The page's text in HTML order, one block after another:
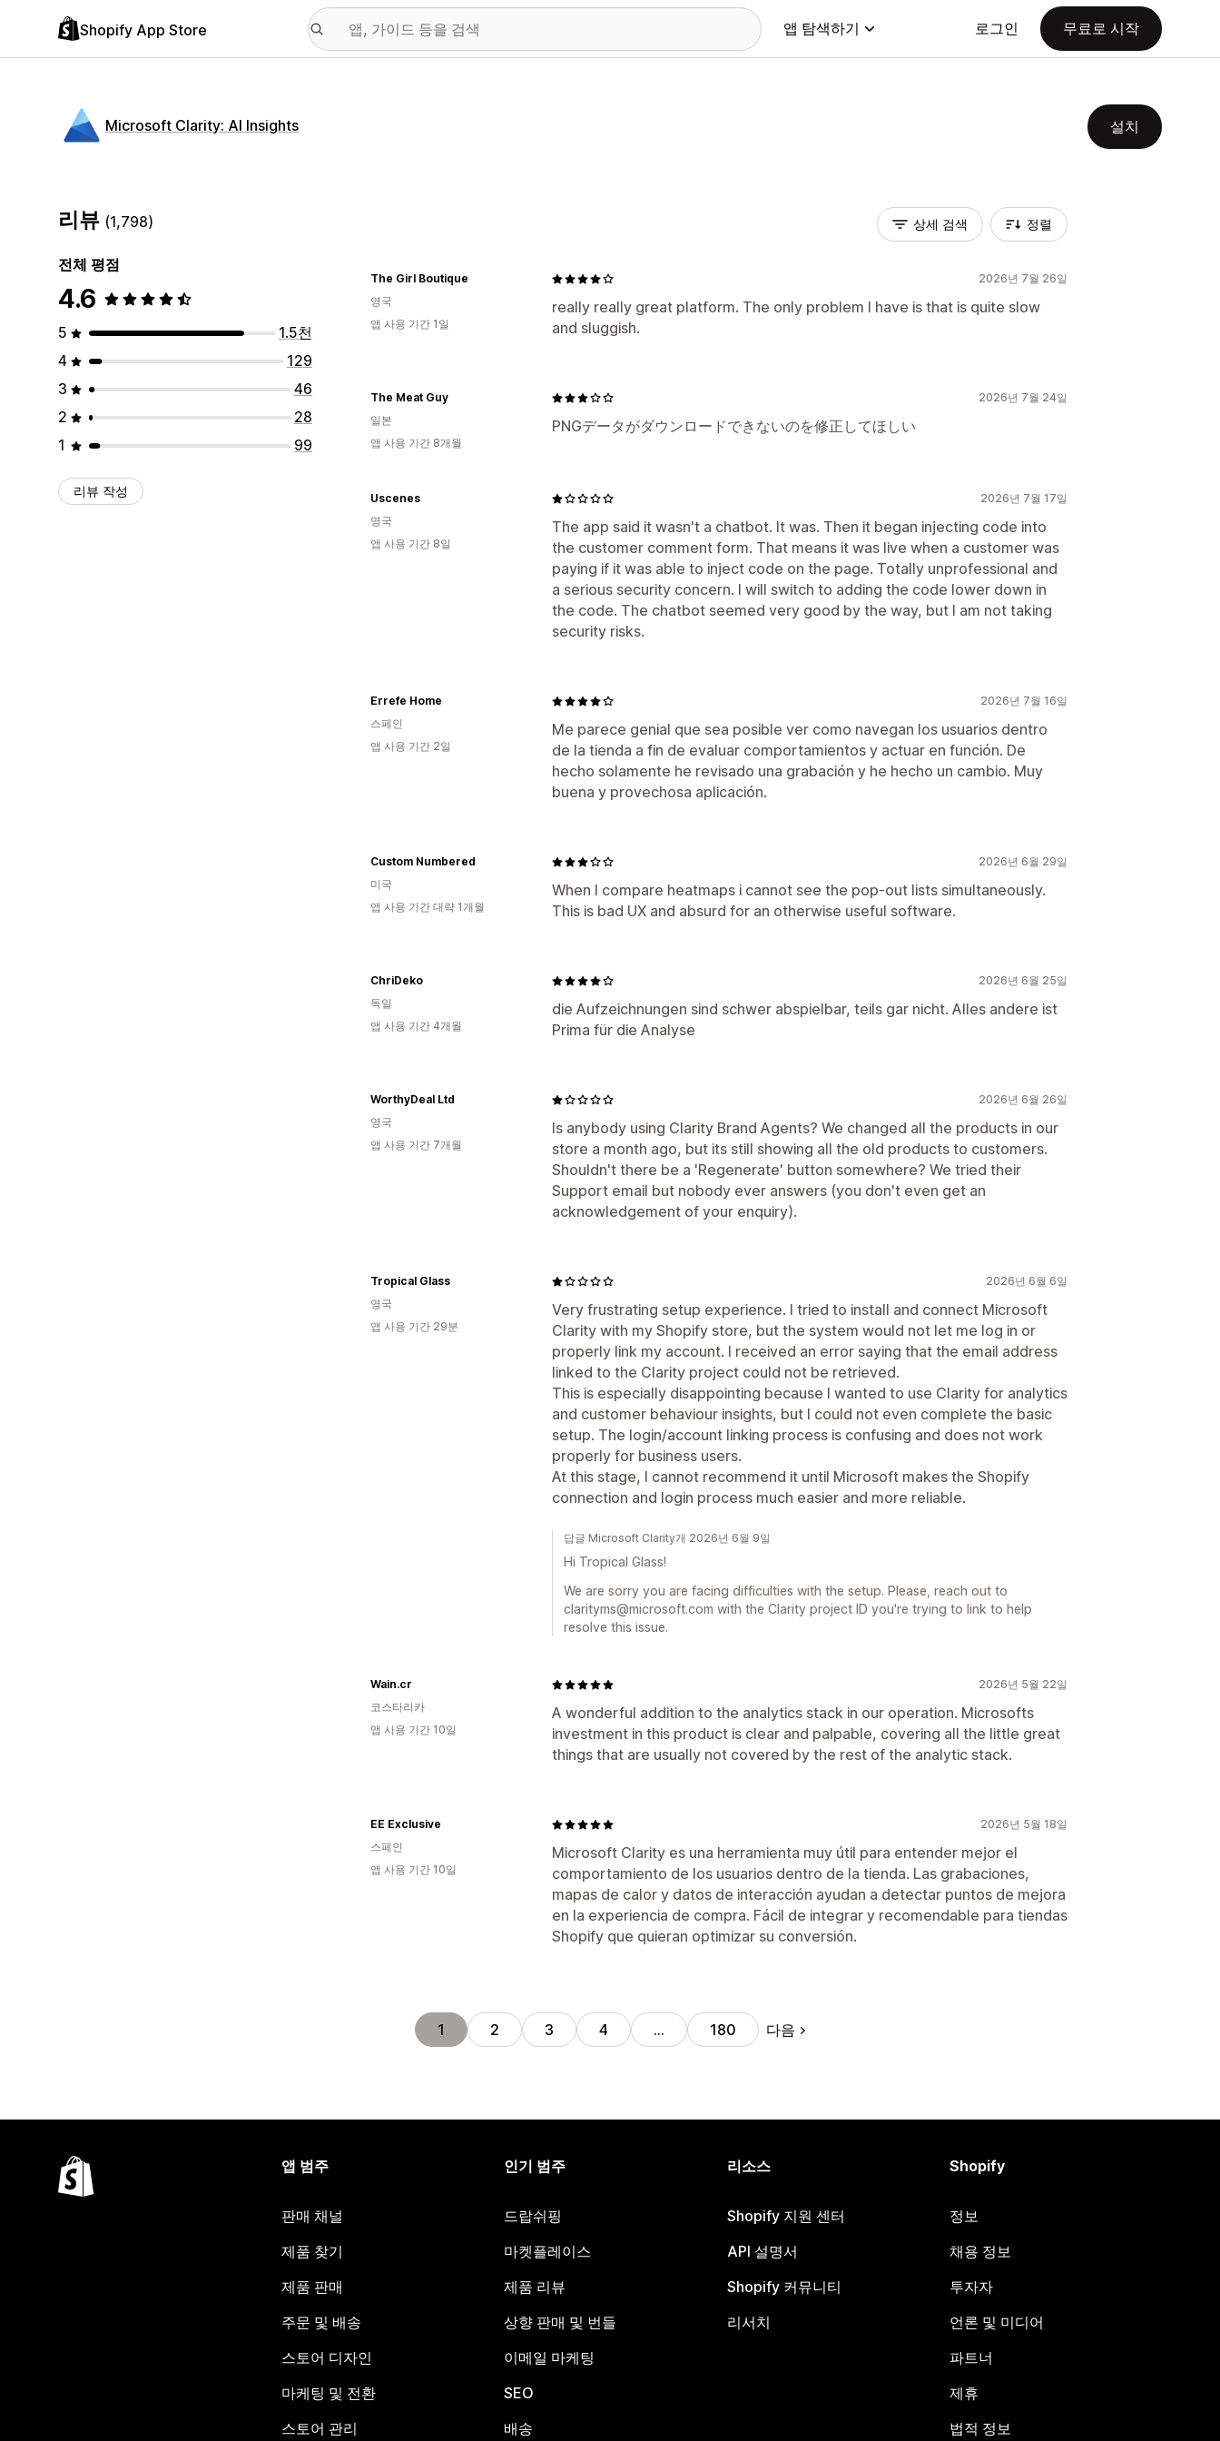
Shopify App Store 앱 탐색하기 로그인 무료로 시작
Microsoft Clarity: AI Insights 설치
리뷰 (1,798)
전체 평점
4.6
5
1.5천
4
129
3
46
2
28
1
99
리뷰 작성
상세 검색 정렬
2026년 7월 26일
really really great platform. The only problem I have is that is quite slow
and sluggish.
The Girl Boutique
영국
앱 사용 기간 1일
2026년 7월 24일
PNGデータがダウンロードできないのを修正してほしい
The Meat Guy
일본
앱 사용 기간 8개월
2026년 7월 17일
The app said it wasn't a chatbot. It was. Then it began injecting code into
the customer comment form. That means it was live when a customer was
paying if it was able to inject code on the page. Totally unprofessional and
a serious security concern. I will switch to adding the code lower down in
the code. The chatbot seemed very good by the way, but I am not taking
security risks.
Uscenes
영국
앱 사용 기간 8일
2026년 7월 16일
Me parece genial que sea posible ver como navegan los usuarios dentro
de la tienda a fin de evaluar comportamientos y actuar en función. De
hecho solamente he revisado una grabación y he hecho un cambio. Muy
buena y provechosa aplicación.
Errefe Home
스페인
앱 사용 기간 2일
2026년 6월 29일
When I compare heatmaps i cannot see the pop-out lists simultaneously.
This is bad UX and absurd for an otherwise useful software.
Custom Numbered
미국
앱 사용 기간 대략 1개월
2026년 6월 25일
die Aufzeichnungen sind schwer abspielbar, teils gar nicht. Alles andere ist
Prima für die Analyse
ChriDeko
독일
앱 사용 기간 4개월
2026년 6월 26일
Is anybody using Clarity Brand Agents? We changed all the products in our
store a month ago, but its still showing all the old products to customers.
Shouldn't there be a 'Regenerate' button somewhere? We tried their
Support email but nobody ever answers (you don't even get an
acknowledgement of your enquiry).
WorthyDeal Ltd
영국
앱 사용 기간 7개월
2026년 6월 6일
Very frustrating setup experience. I tried to install and connect Microsoft
Clarity with my Shopify store, but the system would not let me log in or
properly link my account. I received an error saying that the email address
linked to the Clarity project could not be retrieved.
This is especially disappointing because I wanted to use Clarity for analytics
and customer behaviour insights, but I could not even complete the basic
setup. The login/account linking process is confusing and does not work
properly for business users.
At this stage, I cannot recommend it until Microsoft makes the Shopify
connection and login process much easier and more reliable.
Tropical Glass
영국
앱 사용 기간 29분
답글 Microsoft Clarity개 2026년 6월 9일
Hi Tropical Glass!
We are sorry you are facing difficulties with the setup. Please, reach out to
clarityms@microsoft.com with the Clarity project ID you're trying to link to help
resolve this issue.
2026년 5월 22일
A wonderful addition to the analytics stack in our operation. Microsofts
investment in this product is clear and palpable, covering all the little great
things that are usually not covered by the rest of the analytic stack.
Wain.cr
코스타리카
앱 사용 기간 10일
2026년 5월 18일
Microsoft Clarity es una herramienta muy útil para entender mejor el
comportamiento de los usuarios dentro de la tienda. Las grabaciones,
mapas de calor y datos de interacción ayudan a detectar puntos de mejora
en la experiencia de compra. Fácil de integrar y recomendable para tiendas
Shopify que quieran optimizar su conversión.
EE Exclusive
스페인
앱 사용 기간 10일
1 2 3 4 … 180 다음
앱 범주
판매 채널
제품 찾기
제품 판매
주문 및 배송
스토어 디자인
마케팅 및 전환
스토어 관리
인기 범주
드랍쉬핑
마켓플레이스
제품 리뷰
상향 판매 및 번들
이메일 마케팅
SEO
배송
리소스
Shopify 지원 센터
API 설명서
Shopify 커뮤니티
리서치
Shopify
정보
채용 정보
투자자
언론 및 미디어
파트너
제휴
법적 정보